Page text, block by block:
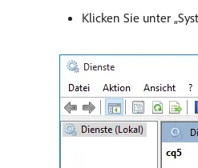
Klicken Sie unter